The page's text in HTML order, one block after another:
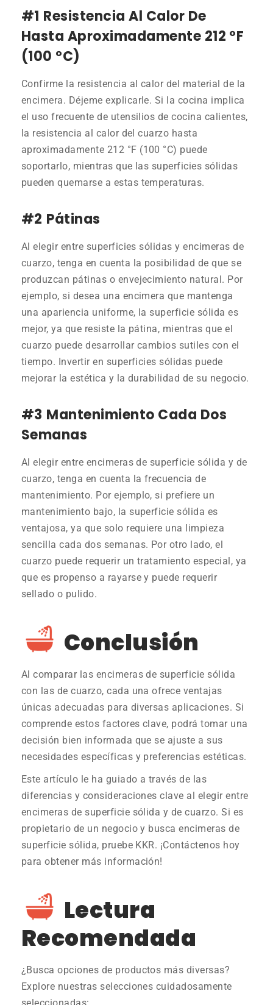
#1 Resistencia Al Calor De
Hasta Aproximadamente 212 °F
(100 °C)
Confirme la resistencia al calor del material de la
encimera. Déjeme explicarle. Si la cocina implica
el uso frecuente de utensilios de cocina calientes,
la resistencia al calor del cuarzo hasta
aproximadamente 212 °F (100 °C) puede
soportarlo, mientras que las superficies sólidas
pueden quemarse a estas temperaturas.
#2 Pátinas
Al elegir entre superficies sólidas y encimeras de
cuarzo, tenga en cuenta la posibilidad de que se
produzcan pátinas o envejecimiento natural. Por
ejemplo, si desea una encimera que mantenga
una apariencia uniforme, la superficie sólida es
mejor, ya que resiste la pátina, mientras que el
cuarzo puede desarrollar cambios sutiles con el
tiempo. Invertir en superficies sólidas puede
mejorar la estética y la durabilidad de su negocio.
#3 Mantenimiento Cada Dos
Semanas
Al elegir entre encimeras de superficie sólida y de
cuarzo, tenga en cuenta la frecuencia de
mantenimiento. Por ejemplo, si prefiere un
mantenimiento bajo, la superficie sólida es
ventajosa, ya que solo requiere una limpieza
sencilla cada dos semanas. Por otro lado, el
cuarzo puede requerir un tratamiento especial, ya
que es propenso a rayarse y puede requerir
sellado o pulido.
Conclusión
Al comparar las encimeras de superficie sólida
con las de cuarzo, cada una ofrece ventajas
únicas adecuadas para diversas aplicaciones. Si
comprende estos factores clave, podrá tomar una
decisión bien informada que se ajuste a sus
necesidades específicas y preferencias estéticas.
Este artículo le ha guiado a través de las
diferencias y consideraciones clave al elegir entre
encimeras de superficie sólida y de cuarzo. Si es
propietario de un negocio y busca encimeras de
superficie sólida, pruebe KKR. ¡Contáctenos hoy
para obtener más información!
Lectura
Recomendada
¿Busca opciones de productos más diversas?
Explore nuestras selecciones cuidadosamente